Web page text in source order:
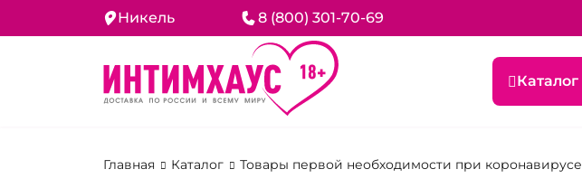
Никель 8 (800) 301-70-69
Каталог
Главная Каталог Товары первой необходимости при коронавирусе